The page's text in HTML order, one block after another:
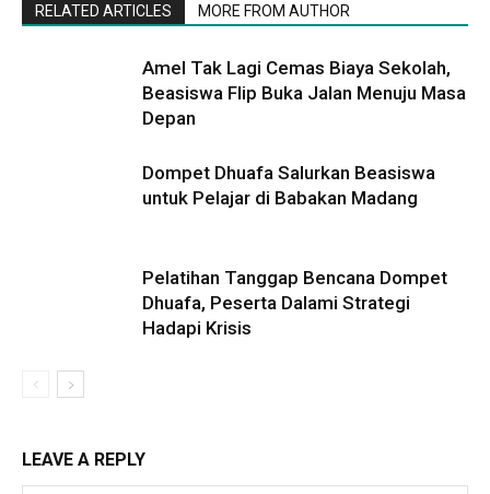
RELATED ARTICLES MORE FROM AUTHOR
Amel Tak Lagi Cemas Biaya Sekolah,
Beasiswa Flip Buka Jalan Menuju Masa
Depan
Dompet Dhuafa Salurkan Beasiswa
untuk Pelajar di Babakan Madang
Pelatihan Tanggap Bencana Dompet
Dhuafa, Peserta Dalami Strategi
Hadapi Krisis
LEAVE A REPLY